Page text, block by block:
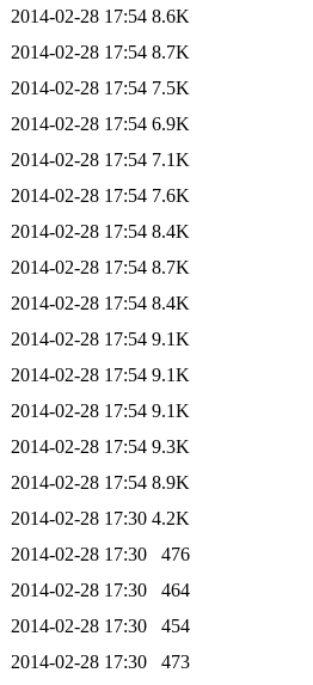
2014-02-28 17:54 8.6K
2014-02-28 17:54 8.7K
2014-02-28 17:54 7.5K
2014-02-28 17:54 6.9K
2014-02-28 17:54 7.1K
2014-02-28 17:54 7.6K
2014-02-28 17:54 8.4K
2014-02-28 17:54 8.7K
2014-02-28 17:54 8.4K
2014-02-28 17:54 9.1K
2014-02-28 17:54 9.1K
2014-02-28 17:54 9.1K
2014-02-28 17:54 9.3K
2014-02-28 17:54 8.9K
2014-02-28 17:30 4.2K
2014-02-28 17:30
476
2014-02-28 17:30
464
2014-02-28 17:30
454
2014-02-28 17:30
473